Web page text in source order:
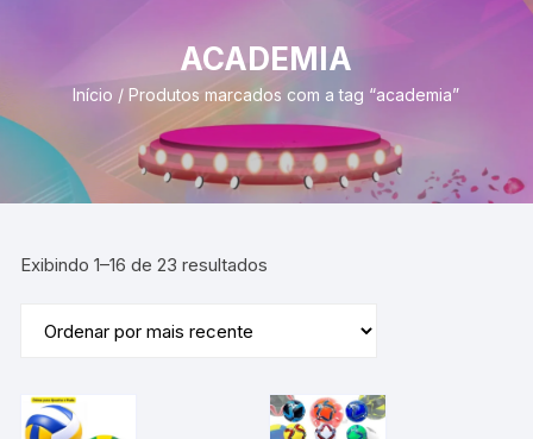
ACADEMIA
Início / Produtos marcados com a tag “academia”
Exibindo 1–16 de 23 resultados